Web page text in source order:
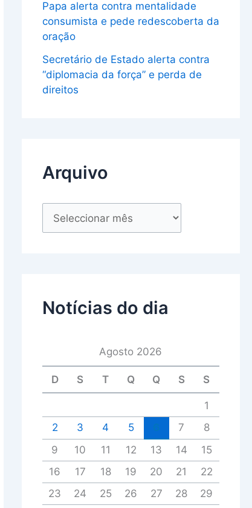
Papa alerta contra mentalidade
consumista e pede redescoberta da
oração
Secretário de Estado alerta contra
“diplomacia da força” e perda de
direitos
Arquivo
Notícias do dia
Agosto 2026
D S T Q Q S S
1
2
3 4 5 7
8
9
10 11 12 13 14
15
16
17 18 19 20 21
22
23
24 25 26 27 28
29